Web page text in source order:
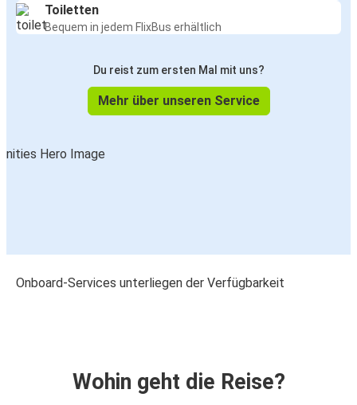
Toiletten
Bequem in jedem FlixBus erhältlich
Du reist zum ersten Mal mit uns?
Mehr über unseren Service
Onboard-Services unterliegen der Verfügbarkeit
Wohin geht die Reise?